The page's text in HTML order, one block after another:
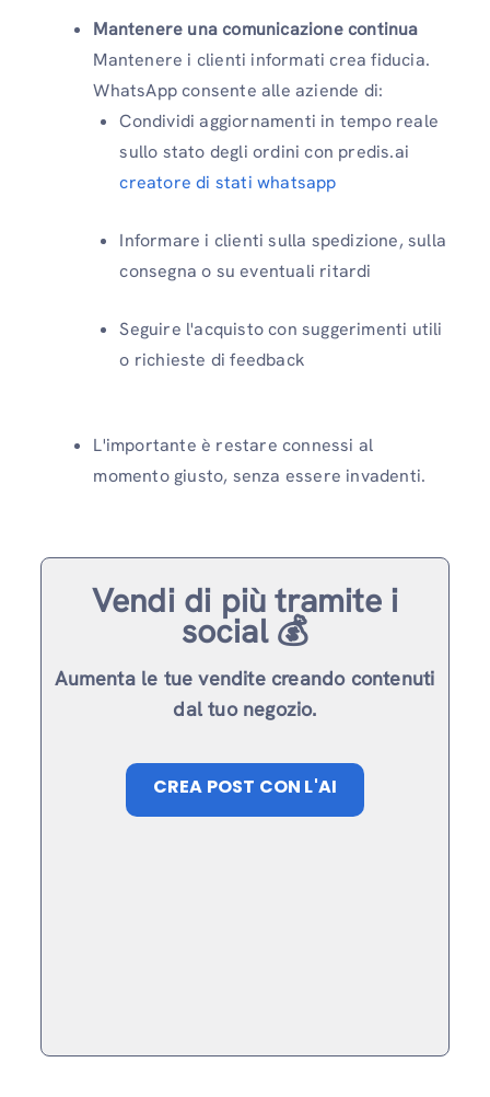
Mantenere una comunicazione continua
Mantenere i clienti informati crea fiducia.
WhatsApp consente alle aziende di:
Condividi aggiornamenti in tempo reale
sullo stato degli ordini con predis.ai
creatore di stati whatsapp
Informare i clienti sulla spedizione, sulla
consegna o su eventuali ritardi
Seguire l'acquisto con suggerimenti utili
o richieste di feedback
L'importante è restare connessi al
momento giusto, senza essere invadenti.
Vendi di più tramite i
social 💰
Aumenta le tue vendite creando contenuti
dal tuo negozio.
CREA POST CON L'AI